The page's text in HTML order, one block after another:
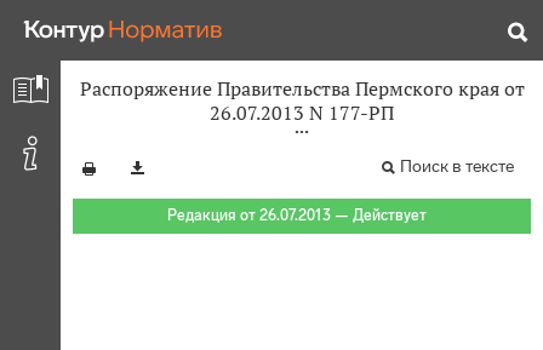
Распоряжение Правительства Пермского края от
26.07.2013 N 177-РП
Поиск в тексте
Редакция от 26.07.2013 — Действует